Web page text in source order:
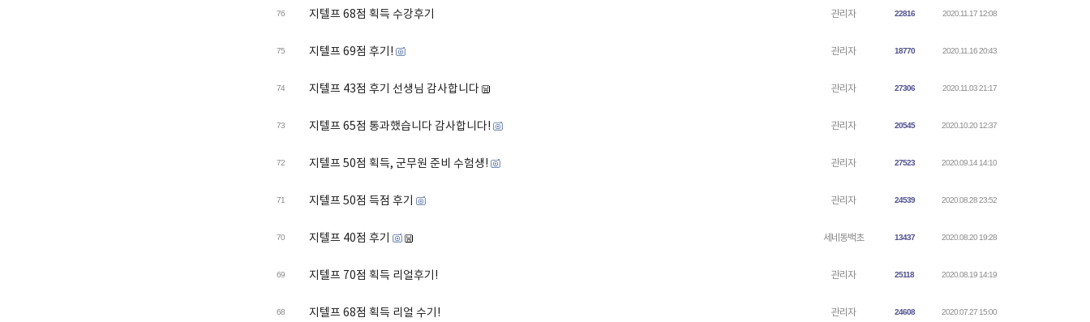
76 지텔프 68점 획득 수강후기 관리자 22816 2020.11.17 12:08
75 지텔프 69점 후기! 관리자 18770 2020.11.16 20:43
74 지텔프 43점 후기 선생님 감사합니다 관리자 27306 2020.11.03 21:17
73 지텔프 65점 통과했습니다 감사합니다! 관리자 20545 2020.10.20 12:37
72 지텔프 50점 획득, 군무원 준비 수험생! 관리자 27523 2020.09.14 14:10
71 지텔프 50점 득점 후기 관리자 24539 2020.08.28 23:52
70 지텔프 40점 후기 세네동백초 13437 2020.08.20 19:28
69 지텔프 70점 획득 리얼후기! 관리자 25118 2020.08.19 14:19
68 지텔프 68점 획득 리얼 수기! 관리자 24608 2020.07.27 15:00